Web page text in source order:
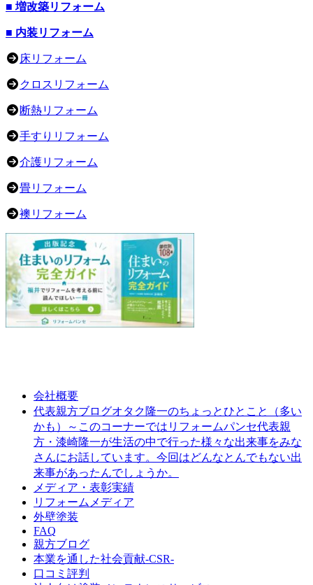
■ 増改築リフォーム
■ 内装リフォーム
床リフォーム
クロスリフォーム
断熱リフォーム
手すりリフォーム
介護リフォーム
畳リフォーム
襖リフォーム
会社概要
代表親方ブログオタク隆一のちょっとひとこと（多い
かも）～このコーナーではリフォームパンセ代表親
方・漆崎隆一が生活の中で行った様々な出来事をみな
さんにお話しています。今回はどんなとんでもない出
来事があったんでしょうか。
メディア・表彰実績
リフォームメディア
外壁塗装
FAQ
親方ブログ
本業を通した社会貢献-CSR-
口コミ評判